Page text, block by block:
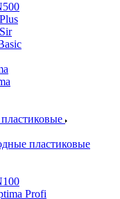
пластиковые
Profi